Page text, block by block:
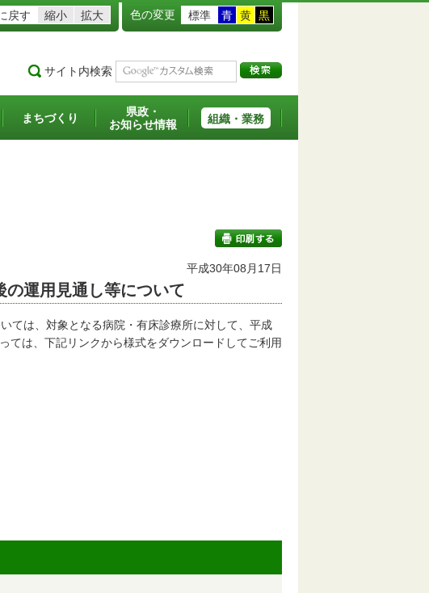
戻す 縮小 拡大 色の変更 標準 青 黄 黒
サイト内検索
まちづくり
県政・
お知らせ情報
組織・業務
印刷する
平成30年08月17日
運用見通し等について
ては、対象となる病院・有床診療所に対して、平成
ては、下記リンクから様式をダウンロードしてご利用